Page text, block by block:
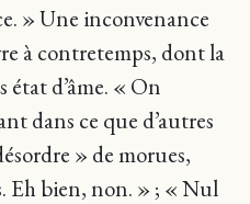
» Une inconvenance
à contretemps, dont la
état d’âme. « On
dans ce que d’autres
» de morues,
Eh bien, non. » ; « Nul